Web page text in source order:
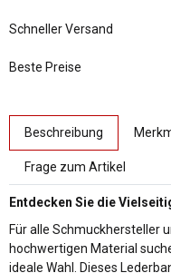
Schneller Versand
Beste Preise
Beschreibung
Frage zum Artikel
Entdecken Sie die
Für alle Schmuckhersteller
hochwertigen Material
ideale Wahl. Dieses